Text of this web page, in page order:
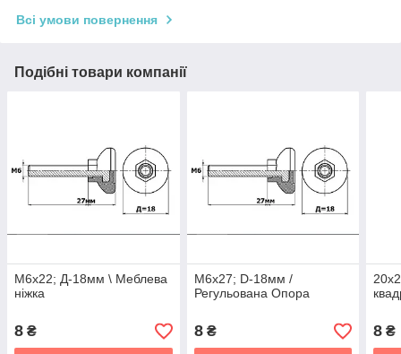
Всі умови повернення
Подібні товари компанії
М6х22; Д-18мм \ Меблева
ніжка
8 ₴
М6х27; D-18мм /
Регульована Опора
8₴ 8 ₴